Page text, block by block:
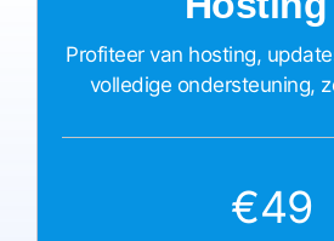
Profiteer van hosting,
volledige ondersteuning,
€49